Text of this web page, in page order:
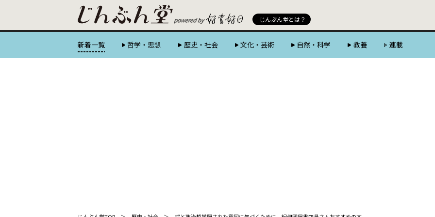
じんぶん堂とは？
新着一覧 哲学・思想 歴史・社会 文化・芸術 自然・科学 教養 連載